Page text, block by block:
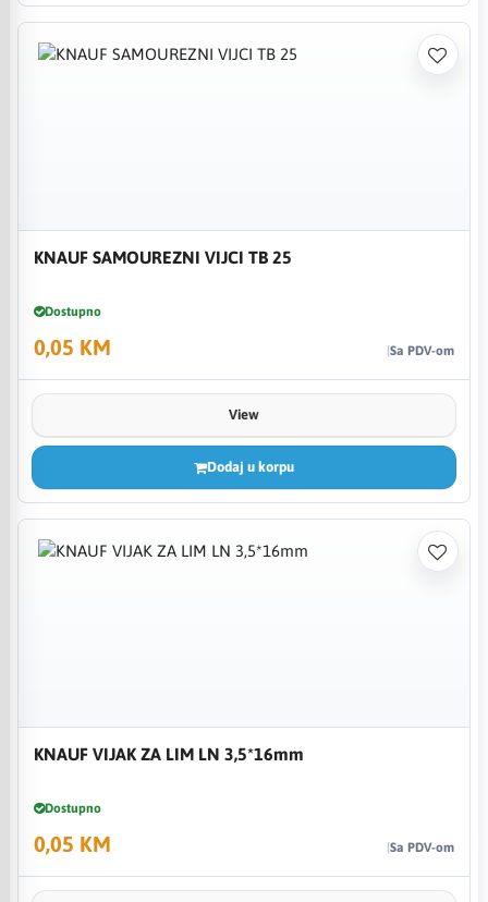
KNAUF SAMOUREZNI VIJCI TB 25
Dostupno
0,05 KM Sa PDV-om
View
Dodaj u korpu
KNAUF VIJAK ZA LIM LN 3,5*16mm
Dostupno
0,05 KM Sa PDV-om